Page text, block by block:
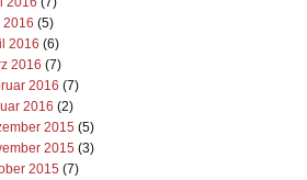
2016 (5)
2016 (6)
2016 (7)
2016 (7)
2016 (2)
2015 (5)
2015 (3)
2015 (7)